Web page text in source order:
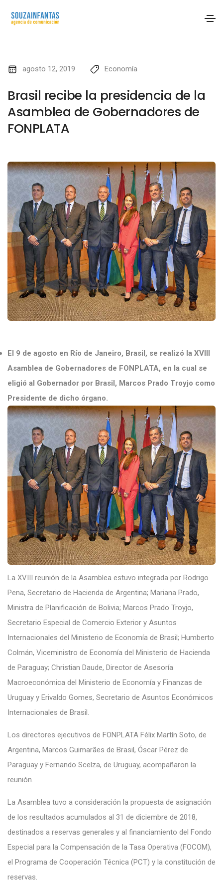
agosto 12, 2019 Economía
Brasil recibe la presidencia de la
Asamblea de Gobernadores de
FONPLATA
El 9 de agosto en Río de Janeiro, Brasil, se realizó la XVIII
Asamblea de Gobernadores de FONPLATA, en la cual se
eligió al Gobernador por Brasil, Marcos Prado Troyjo como
Presidente de dicho órgano.
La XVIII reunión de la Asamblea estuvo integrada por Rodrigo
Pena, Secretario de Hacienda de Argentina; Mariana Prado,
Ministra de Planificación de Bolivia; Marcos Prado Troyjo,
Secretario Especial de Comercio Exterior y Asuntos
Internacionales del Ministerio de Economía de Brasil; Humberto
Colmán, Viceministro de Economía del Ministerio de Hacienda
de Paraguay; Christian Daude, Director de Asesoría
Macroeconómica del Ministerio de Economía y Finanzas de
Uruguay y Erivaldo Gomes, Secretario de Asuntos Económicos
Internacionales de Brasil.
Los directores ejecutivos de FONPLATA Félix Martín Soto, de
Argentina, Marcos Guimarães de Brasil, Óscar Pérez de
Paraguay y Fernando Scelza, de Uruguay, acompañaron la
reunión.
La Asamblea tuvo a consideración la propuesta de asignación
de los resultados acumulados al 31 de diciembre de 2018,
destinados a reservas generales y al financiamiento del Fondo
Especial para la Compensación de la Tasa Operativa (FOCOM),
el Programa de Cooperación Técnica (PCT) y la constitución de
reservas.